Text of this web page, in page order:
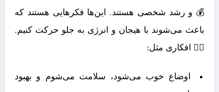
💰 و رشد شخصی هستند. این‌ها فکرهایی هستند که
باعث می‌شوند با هیجان و انرژی به جلو حرکت کنیم.
🏃‍♂️ افکاری مثل:
اوضاع خوب می‌شود، سلامت می‌شوم و بهبود